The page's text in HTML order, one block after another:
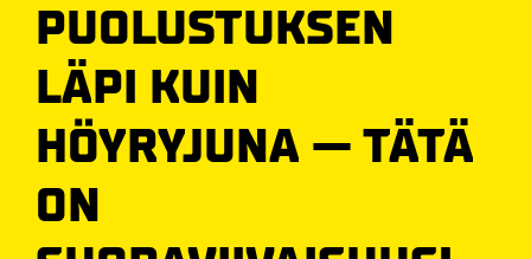
PUOLUSTUKSEN
LÄPI KUIN
HÖYRYJUNA — TÄTÄ
ON